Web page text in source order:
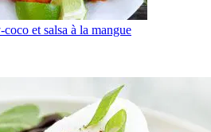
et salsa à la mangue